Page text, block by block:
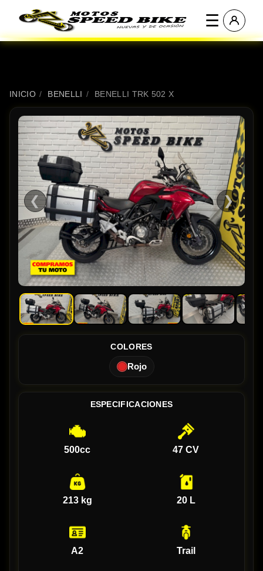
☰
INICIO / BENELLI / BENELLI TRK 502 X
❮ ❯
COLORES
Rojo
ESPECIFICACIONES
500cc 47 CV
213 kg 20 L
A2 Trail